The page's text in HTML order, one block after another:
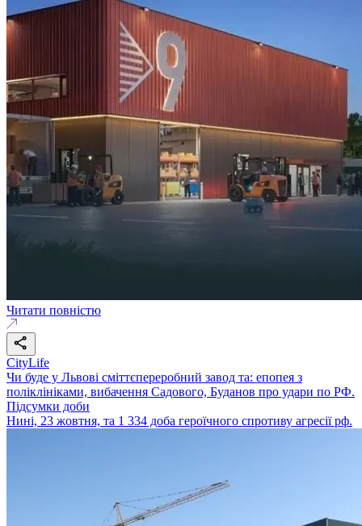
Читати повністю
CityLife
Чи буде у Львові сміттєпереробний завод та: епопея з
поліклініками, вибачення Садового, Буданов про удари по РФ.
Підсумки доби
Нині, 23 жовтня, та 1 334 доба героїчного спротиву агресії рф.